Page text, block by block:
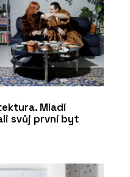
Mladí
svůj první byt